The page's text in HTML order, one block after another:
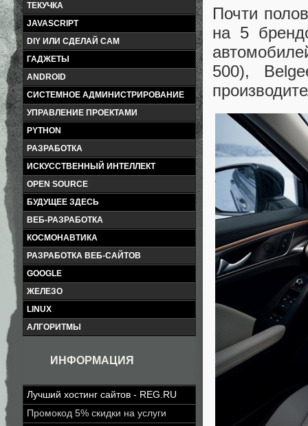
ТЕКУЧКА
JAVASCRIPT
DIY ИЛИ СДЕЛАЙ САМ
ГАДЖЕТЫ
ANDROID
СИСТЕМНОЕ АДМИНИСТРИРОВАНИЕ
УПРАВЛЕНИЕ ПРОЕКТАМИ
PYTHON
РАЗРАБОТКА
ИСКУССТВЕННЫЙ ИНТЕЛЛЕКТ
OPEN SOURCE
БУДУЩЕЕ ЗДЕСЬ
ВЕБ-РАЗРАБОТКА
КОСМОНАВТИКА
РАЗРАБОТКА ВЕБ-САЙТОВ
GOOGLE
ЖЕЛЕЗО
LINUX
АЛГОРИТМЫ
ИНФОРМАЦИЯ
Лучший хостинг сайтов - REG.RU
Промокод 5% скидки на услуги
Почти
на 5
500),